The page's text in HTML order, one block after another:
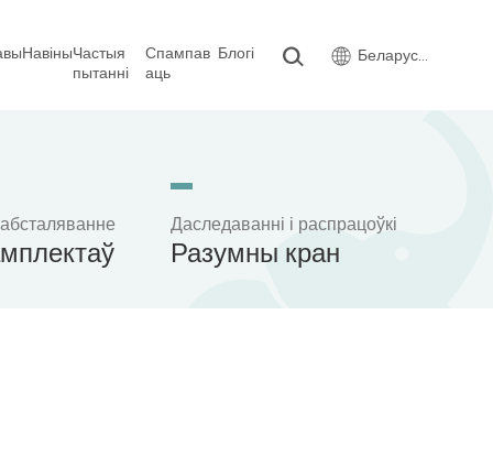
НавіныЧастыя
пытанні
Спампав
аць
Блогі Беларуская мова
Даследаванні і распрацоўкі
Разумны кран